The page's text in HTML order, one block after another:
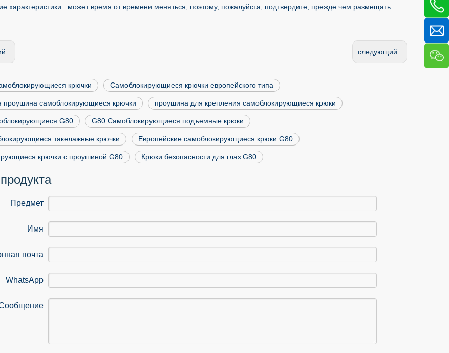
характеристики может время от времени меняться, поэтому, пожалуйста, подтвердите, прежде чем размещать
следующий:
крючки Самоблокирующиеся крючки европейского типа
проушина самоблокирующиеся крючки проушина для крепления самоблокирующиеся крюки
G80 G80 Самоблокирующиеся подъемные крюки
такелажные крючки Европейские самоблокирующиеся крюки G80
крючки с проушиной G80 Крюки безопасности для глаз G80
Предмет
Имя
почта
WhatsApp